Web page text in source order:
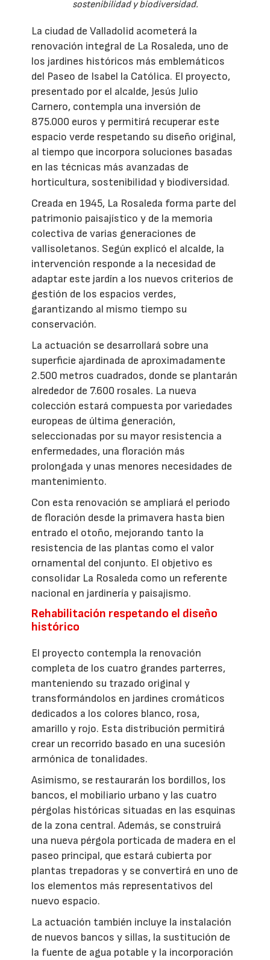
sostenibilidad y biodiversidad.
La ciudad de Valladolid acometerá la
renovación integral de La Rosaleda, uno de
los jardines históricos más emblemáticos
del Paseo de Isabel la Católica. El proyecto,
presentado por el alcalde, Jesús Julio
Carnero, contempla una inversión de
875.000 euros y permitirá recuperar este
espacio verde respetando su diseño original,
al tiempo que incorpora soluciones basadas
en las técnicas más avanzadas de
horticultura, sostenibilidad y biodiversidad.
Creada en 1945, La Rosaleda forma parte del
patrimonio paisajístico y de la memoria
colectiva de varias generaciones de
vallisoletanos. Según explicó el alcalde, la
intervención responde a la necesidad de
adaptar este jardín a los nuevos criterios de
gestión de los espacios verdes,
garantizando al mismo tiempo su
conservación.
La actuación se desarrollará sobre una
superficie ajardinada de aproximadamente
2.500 metros cuadrados, donde se plantarán
alrededor de 7.600 rosales. La nueva
colección estará compuesta por variedades
europeas de última generación,
seleccionadas por su mayor resistencia a
enfermedades, una floración más
prolongada y unas menores necesidades de
mantenimiento.
Con esta renovación se ampliará el periodo
de floración desde la primavera hasta bien
entrado el otoño, mejorando tanto la
resistencia de las plantas como el valor
ornamental del conjunto. El objetivo es
consolidar La Rosaleda como un referente
nacional en jardinería y paisajismo.
Rehabilitación respetando el diseño
histórico
El proyecto contempla la renovación
completa de los cuatro grandes parterres,
manteniendo su trazado original y
transformándolos en jardines cromáticos
dedicados a los colores blanco, rosa,
amarillo y rojo. Esta distribución permitirá
crear un recorrido basado en una sucesión
armónica de tonalidades.
Asimismo, se restaurarán los bordillos, los
bancos, el mobiliario urbano y las cuatro
pérgolas históricas situadas en las esquinas
de la zona central. Además, se construirá
una nueva pérgola porticada de madera en el
paseo principal, que estará cubierta por
plantas trepadoras y se convertirá en uno de
los elementos más representativos del
nuevo espacio.
La actuación también incluye la instalación
de nuevos bancos y sillas, la sustitución de
la fuente de agua potable y la incorporación